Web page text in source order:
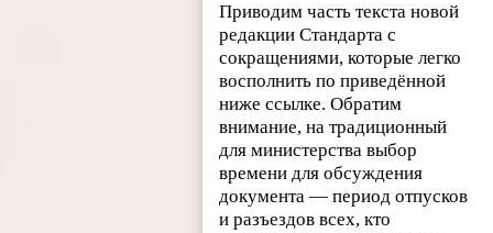
Приводим часть текста новой
редакции Стандарта с
сокращениями, которые легко
восполнить по приведённой
ниже ссылке. Обратим
внимание, на традиционный
для министерства выбор
времени для обсуждения
документа — период отпусков
и разъездов всех, кто